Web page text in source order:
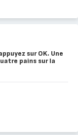
sur OK. Une
pains sur la